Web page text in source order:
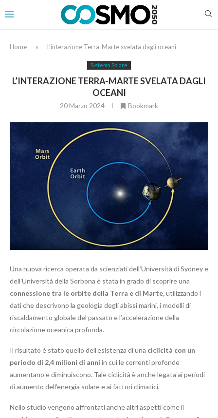
Home » L’interazione Terra-Marte svelata dagli oceani
Sistema Solare
L’INTERAZIONE TERRA-MARTE SVELATA DAGLI
OCEANI
20 Marzo 2024 Bookmark
Una nuova ricerca operata da scienziati dell’Università di Sydney e
dell’Università della Sorbona è stata in grado di scoprire una
connessione tra le orbite della Terra e di Marte,utilizzando i
dati che descrivono la geologia degli abissi marini, i modelli di
riscaldamento globale del passato e l’accelerazione della
circolazione oceanica profonda.
Il risultato è stato quello dell’esistenza di una ciclicità con un
periodo di 2,4 milioni di anni in cui le correnti profonde
aumentano e diminuiscono. Tale ciclicità è anche legata ai periodi
di aumento dell’energia solare e ai fattori climatici.
Nello studio vengono affrontati anche altri aspetti come il